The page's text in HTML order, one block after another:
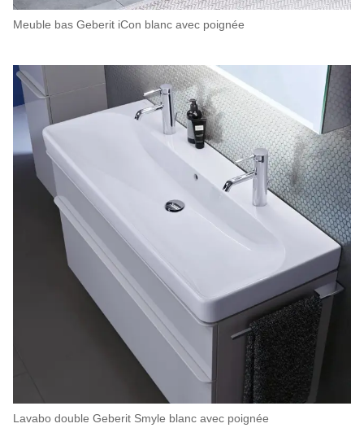
Meuble bas Geberit iCon blanc avec poignée
Lavabo double Geberit Smyle blanc avec poignée